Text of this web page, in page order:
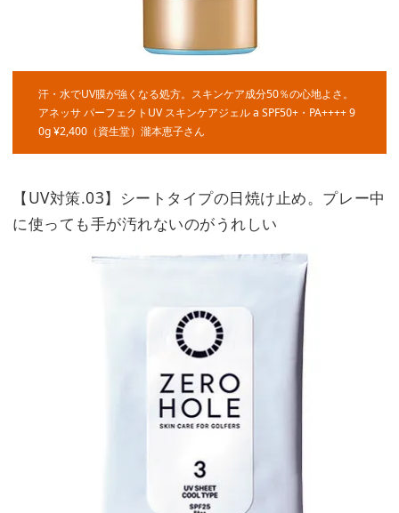
汗・水でUV膜が強くなる処方。スキンケア成分50％の心地よさ。
アネッサ パーフェクトUV スキンケアジェル a SPF50+・PA++++ 9
0g ¥2,400（資生堂）瀧本恵子さん
【UV対策.03】シートタイプの日焼け止め。プレー中
に使っても手が汚れないのがうれしい